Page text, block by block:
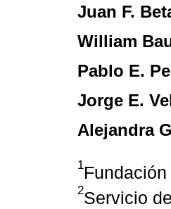
Juan F.
William
Pablo E.
Jorge E.
Alejandra
1
2Servicio